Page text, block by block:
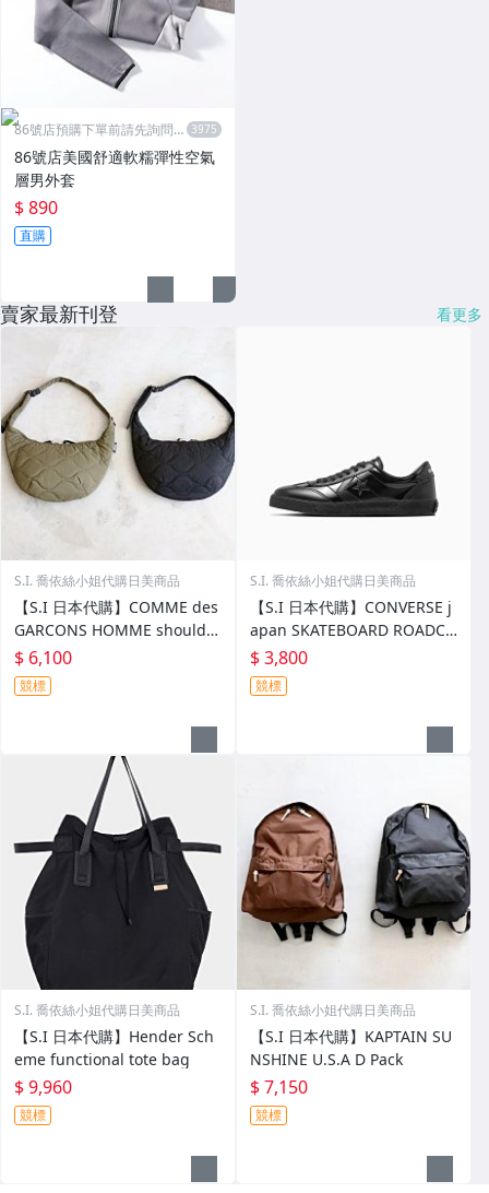
86號店預購下單前請先詢問數
86號店美國舒適軟糯彈性空氣
層男外套
$ 890
直購
賣家最新刊登 看更多
S.I. 喬依絲小姐代購日美商品
【S.I 日本代購】COMME des
GARCONS HOMME shoulder
bag
$ 6,100
競標
S.I. 喬依絲小姐代購日美商品
【S.I 日本代購】CONVERSE j
apan SKATEBOARD ROADCL
ASSIC SK PA OX
$ 3,800
競標
S.I. 喬依絲小姐代購日美商品
【S.I 日本代購】Hender Sch
eme functional tote bag
$ 9,960
競標
S.I. 喬依絲小姐代購日美商品
【S.I 日本代購】KAPTAIN SU
NSHINE U.S.A D Pack
$ 7,150
競標